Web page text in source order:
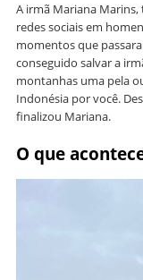
A irmã Mariana
redes sociais em
momentos que
conseguido salvar a
montanhas uma pela
Indonésia por você.
finalizou Mariana.
O que